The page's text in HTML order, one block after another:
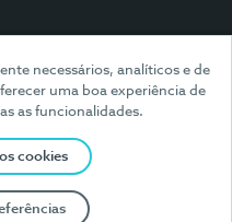
necessários, analíticos e de
uma boa experiência de
as funcionalidades.
cookies